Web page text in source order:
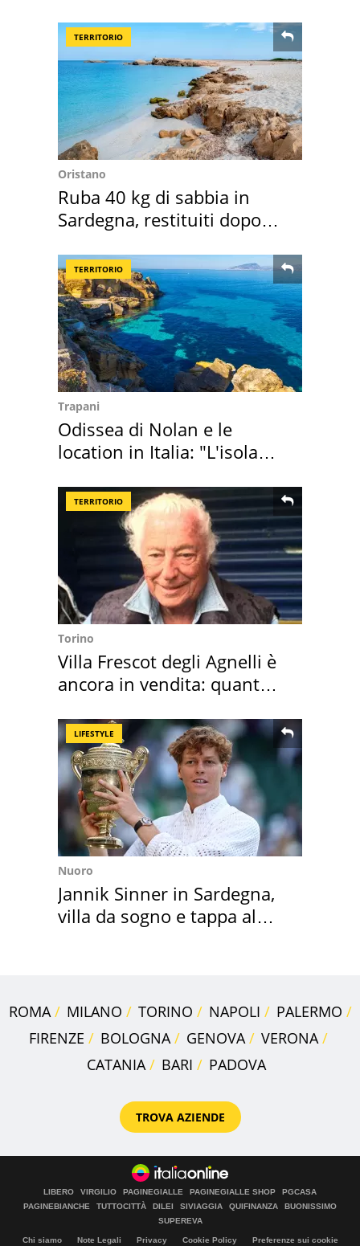
TERRITORIO
Oristano
Ruba 40 kg di sabbia in
Sardegna, restituiti dopo
TERRITORIO
Trapani
Odissea di Nolan e le
location in Italia: "L'isola
TERRITORIO
Torino
Villa Frescot degli Agnelli è
ancora in vendita: quanto
LIFESTYLE
Nuoro
Jannik Sinner in Sardegna,
villa da sogno e tappa al
ROMA MILANO TORINO NAPOLI
PALERMO
FIRENZE
BOLOGNA GENOVA
VERONA
CATANIA
BARI PADOVA
TROVA AZIENDE
LIBERO VIRGILIO PAGINEGIALLE PAGINEGIALLE SHOP
PGCASA
PAGINEBIANCHE
TUTTOCITTÀ DILEI SIVIAGGIA QUIFINANZA
BUONISSIMO
SUPEREVA
Chi siamo Note Legali Privacy Cookie Policy
Preferenze sui cookie